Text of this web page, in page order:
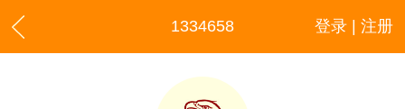
登录 | 注册
1334658